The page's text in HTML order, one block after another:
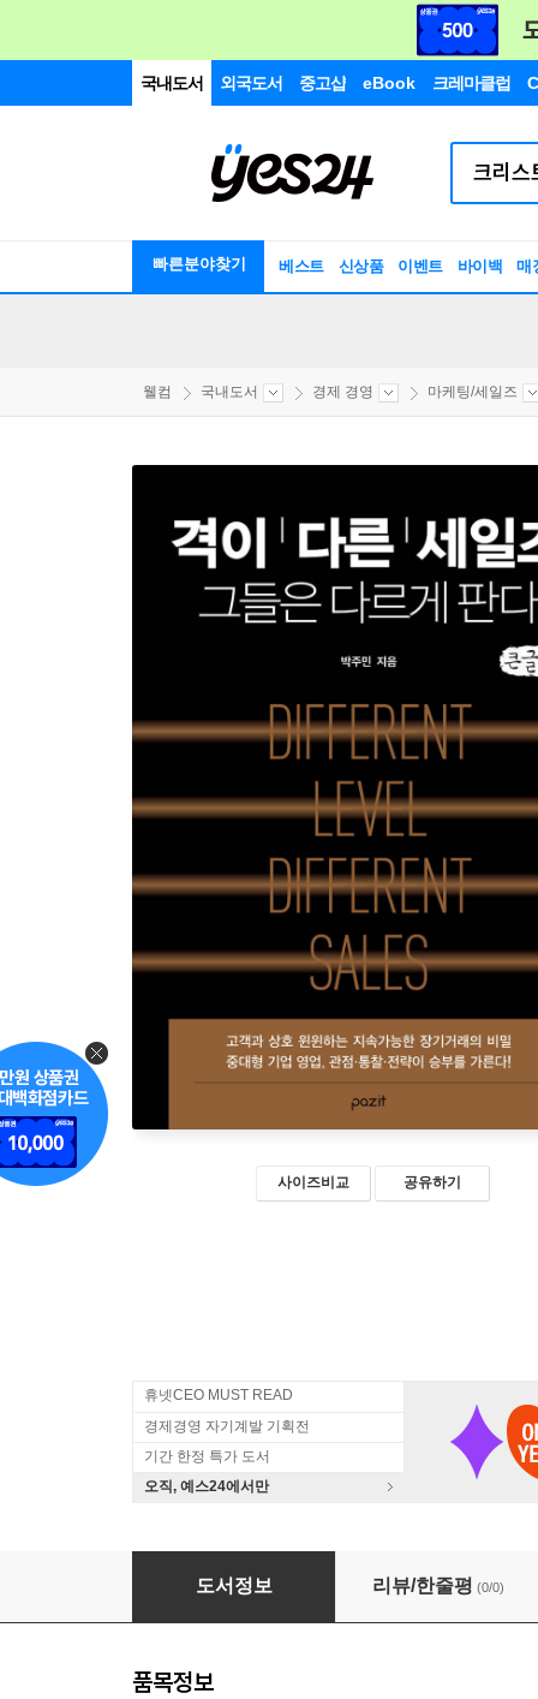
국내도서 외국도서 중고샵 eBook 크레마클럽
빠른분야찾기 베스트 신상품 이벤트 바이백 매
웰컴 국내도서 경제 경영 마케팅/세일즈
사이즈비교 공유하기
휴넷CEO MUST READ
경제경영 자기계발 기획전
기간 한정 특가 도서
오직, 예스24에서만
격이 다른 세일즈 (큰글자책)
도서정보 리뷰/한줄평 (0/0)
품목정보